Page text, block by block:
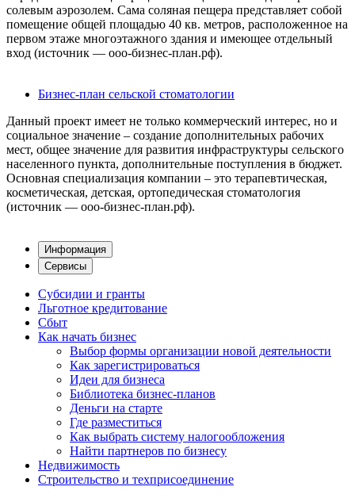
солевым аэрозолем. Сама соляная пещера представляет собой
помещение общей площадью 40 кв. метров, расположенное на
первом этаже многоэтажного здания и имеющее отдельный
вход (источник — ооо-бизнес-план.рф).
Бизнес-план сельской стоматологии
Данный проект имеет не только коммерческий интерес, но и
социальное значение – создание дополнительных рабочих
мест, общее значение для развития инфраструктуры сельского
населенного пункта, дополнительные поступления в бюджет.
Основная специализация компании – это терапевтическая,
косметическая, детская, ортопедическая стоматология
(источник — ооо-бизнес-план.рф).
Информация
Сервисы
Субсидии и гранты
Льготное кредитование
Сбыт
Как начать бизнес
Выбор формы организации новой деятельности
Как зарегистрироваться
Идеи для бизнеса
Библиотека бизнес-планов
Деньги на старте
Где разместиться
Как выбрать систему налогообложения
Найти партнеров по бизнесу
Недвижимость
Строительство и техприсоединение